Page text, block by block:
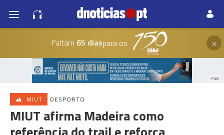
Faltam 65 diaspara os ×
PUB
MIUT DESPORTO
MIUT afirma Madeira como